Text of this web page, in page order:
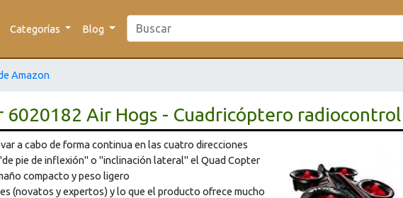
Categorías Blog
Amazon
6020182 Air Hogs - Cuadricóptero radiocontrol
a cabo de forma continua en las cuatro direcciones
pie de inflexión" o "inclinación lateral" el Quad Copter
compacto y peso ligero
(novatos y expertos) y lo que el producto ofrece mucho